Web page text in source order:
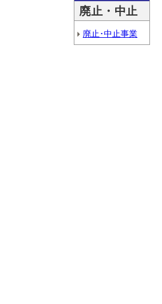
廃止・中止
廃止･中止事業